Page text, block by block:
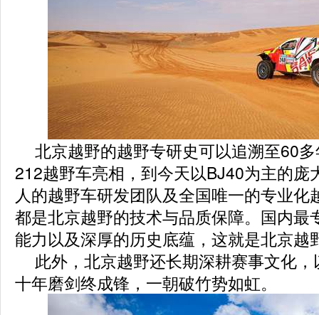
北京越野的越野专研史可以追溯至60
212越野车亮相，到今天以BJ40为主的庞
人的越野车研发团队及全国唯一的专业化
都是北京越野的技术与品质保障。国内最
能力以及深厚的历史底蕴，这就是北京越
此外，北京越野还长期深耕赛事文化
十年磨剑终成锋，一朝破竹势如虹。